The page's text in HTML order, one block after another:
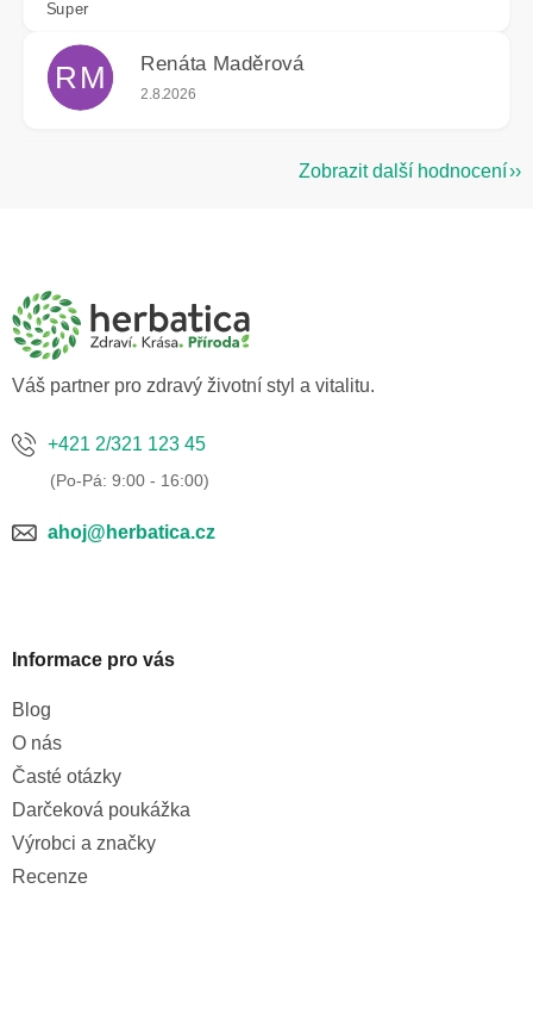
Super
RM Renáta Maděrová
Hodnocení obchodu je 5 z 5 hvězdiček.
2.8.2026
Zobrazit další hodnocení
a
Váš partner pro zdravý životní styl a vitalitu.
+421 2/321 123 45
ahoj@herbatica.cz
Informace pro vás
Blog
O nás
Časté otázky
Darčeková poukážka
Výrobci a značky
Recenze